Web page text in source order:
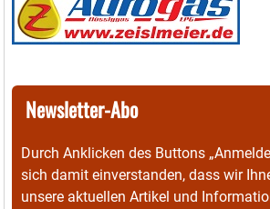
Newsletter-Abo
Durch Anklicken des Buttons
sich damit einverstanden, dass wir
unsere aktuellen Artikel und